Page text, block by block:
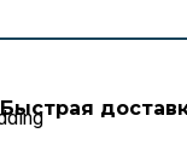
Быстрая